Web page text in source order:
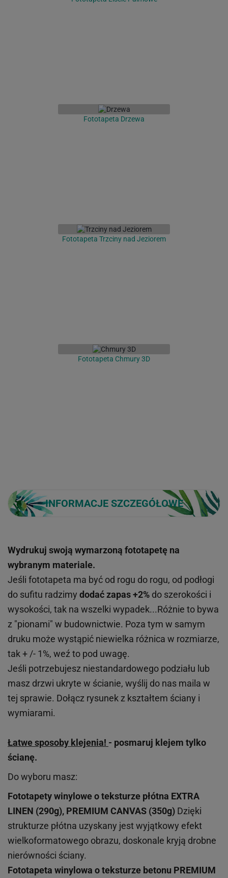
Fototapeta Drzewa
Fototapeta Trzciny nad Jeziorem
Fototapeta Chmury 3D
INFORMACJE SZCZEGÓŁOWE
Wydrukuj swoją wymarzoną fototapetę na
wybranym materiale.
Jeśli fototapeta ma być od rogu do rogu, od podłogi
do sufitu radzimy dodać zapas +2% do szerokości i
wysokości, tak na wszelki wypadek...Różnie to bywa
z "pionami" w budownictwie. Poza tym w samym
druku może wystąpić niewielka różnica w rozmiarze,
tak + /- 1%, weź to pod uwagę.
Jeśli potrzebujesz niestandardowego podziału lub
masz drzwi ukryte w ścianie, wyślij do nas maila w
tej sprawie. Dołącz rysunek z kształtem ściany i
wymiarami.
Łatwe sposoby klejenia! - posmaruj klejem tylko
ścianę.
Do wyboru masz:
Fototapety winylowe oteksturze płótna EXTRA
LINEN (290g), PREMIUM CANVAS (350g) Dzięki
strukturze płótna uzyskany jest wyjątkowy efekt
wielkoformatowego obrazu, doskonale kryją drobne
nierówności ściany.
Fototapeta winylowa oteksturze betonu PREMIUM